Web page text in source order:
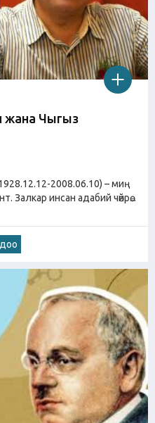
Чыңгыз
2008.06.10) – миң
Залкар инсан адабий чөйрө...